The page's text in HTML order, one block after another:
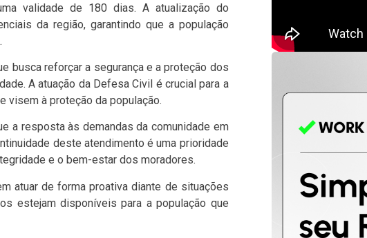
validade de 180 dias. A atualização do
da região, garantindo que a população
busca reforçar a segurança e a proteção dos
A atuação da Defesa Civil é crucial para a
visem à proteção da população.
a resposta às demandas da comunidade em
deste atendimento é uma prioridade
e o bem-estar dos moradores.
atuar de forma proativa diante de situações
estejam disponíveis para a população que